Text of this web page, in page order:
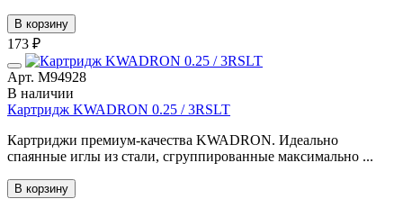
В корзину
173 ₽
Арт. М94928
В наличии
Картридж KWADRON 0.25 / 3RSLT
Картриджи премиум-качества KWADRON. Идеально
спаянные иглы из стали, сгруппированные максимально ...
В корзину